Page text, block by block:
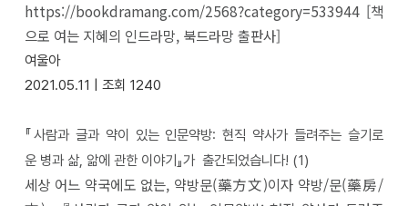
https://bookdramang.com/2568?category=533944 [책
으로 여는 지혜의 인드라망, 북드라망 출판사]
여울아
2021.05.11 |
조회 1240
『사람과 글과 약이 있는 인문약방: 현직 약사가 들려주는 슬기로
운 병과 삶, 앎에 관한 이야기』가 출간되었습니다! (1)
세상 어느 약국에도 없는, 약방문(藥方文)이자 약방/문(藥房/